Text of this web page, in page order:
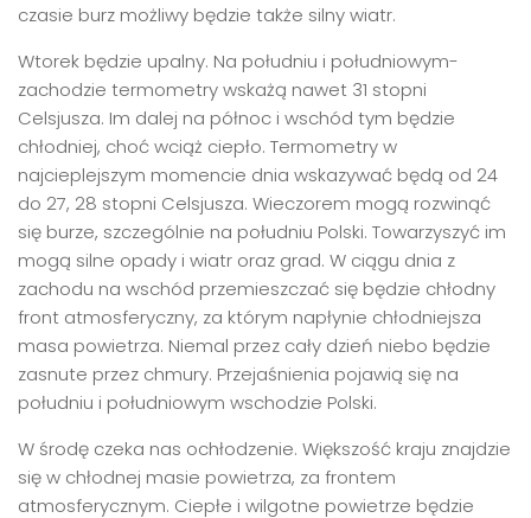
czasie burz możliwy będzie także silny wiatr.
Wtorek będzie upalny. Na południu i południowym-
zachodzie termometry wskażą nawet 31 stopni
Celsjusza. Im dalej na północ i wschód tym będzie
chłodniej, choć wciąż ciepło. Termometry w
najcieplejszym momencie dnia wskazywać będą od 24
do 27, 28 stopni Celsjusza. Wieczorem mogą rozwinąć
się burze, szczególnie na południu Polski. Towarzyszyć im
mogą silne opady i wiatr oraz grad. W ciągu dnia z
zachodu na wschód przemieszczać się będzie chłodny
front atmosferyczny, za którym napłynie chłodniejsza
masa powietrza. Niemal przez cały dzień niebo będzie
zasnute przez chmury. Przejaśnienia pojawią się na
południu i południowym wschodzie Polski.
W środę czeka nas ochłodzenie. Większość kraju znajdzie
się w chłodnej masie powietrza, za frontem
atmosferycznym. Ciepłe i wilgotne powietrze będzie